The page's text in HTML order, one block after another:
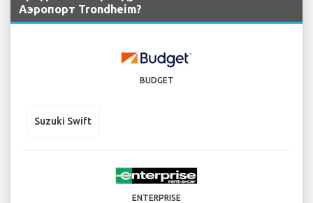
Аэропорт Trondheim?
BUDGET
Suzuki Swift
ENTERPRISE